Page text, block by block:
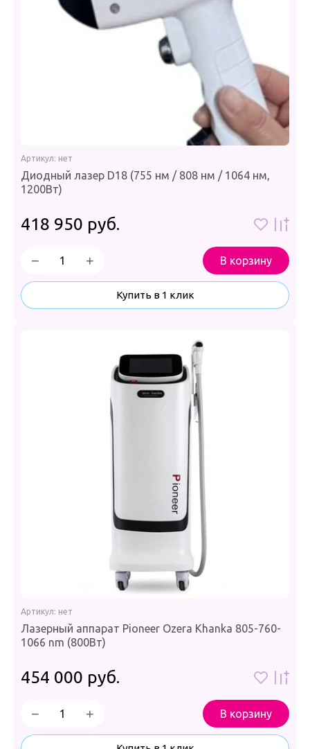
Артикул: нет
Диодный лазер D18 (755 нм / 808 нм / 1064 нм,
1200Вт)
418 950 руб.
− + В корзину
Купить в 1 клик
Артикул: нет
Лазерный аппарат Pioneer Ozera Khanka 805-760-
1066 nm (800Вт)
454 000 руб.
− + В корзину